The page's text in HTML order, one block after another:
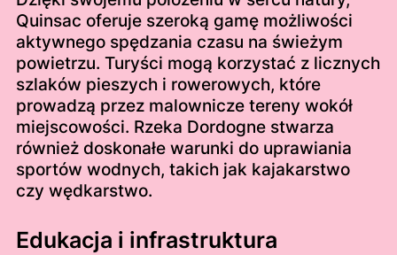
Quinsac oferuje szeroką gamę możliwości
aktywnego spędzania czasu na świeżym
powietrzu. Turyści mogą korzystać z licznych
szlaków pieszych i rowerowych, które
prowadzą przez malownicze tereny wokół
miejscowości. Rzeka Dordogne stwarza
również doskonałe warunki do uprawiania
sportów wodnych, takich jak kajakarstwo
czy wędkarstwo.
Edukacja i infrastruktura